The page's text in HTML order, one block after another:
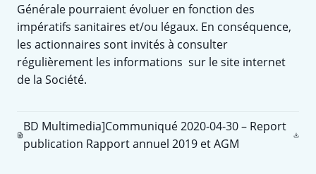
Générale pourraient évoluer en fonction des
impératifs sanitaires et/ou légaux. En conséquence,
les actionnaires sont invités à consulter
régulièrement les informations sur le site internet
de la Société.
BD Multimedia]Communiqué 2020-04-30 – Report
publication Rapport annuel 2019 et AGM